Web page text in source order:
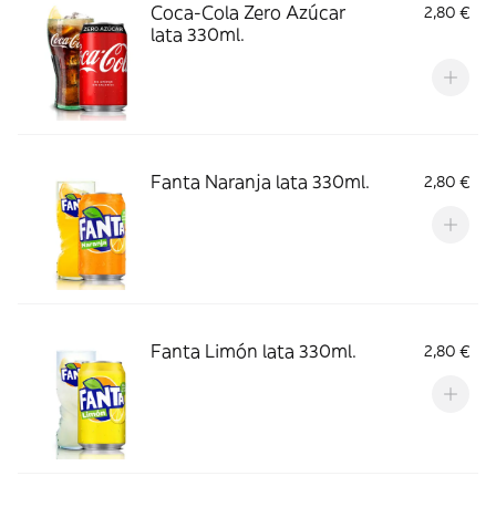
Coca-Cola Zero Azúcar
lata 330ml.
2,80 €
Fanta Naranja lata 330ml. 2,80 €
Fanta Limón lata 330ml. 2,80 €